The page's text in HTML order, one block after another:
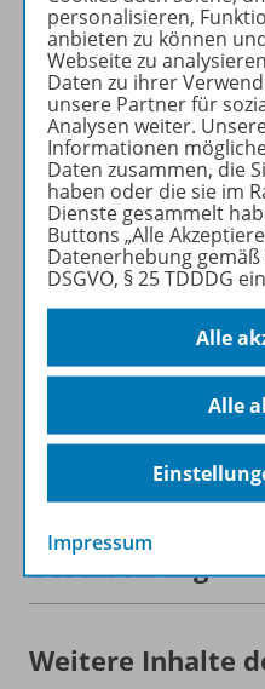
DIE
für
Jetzt
ZU
Informationen
Beschreibung
Weitere Inhalte
personalisieren,
anbieten zu können
Webseite zu
Daten zu ihrer
unsere Partner für
Analysen weiter.
Informationen
Daten zusammen, die
haben oder die sie im
Dienste gesammelt
Buttons „Alle
Datenerhebung gemäß
DSGVO, § 25 TDDDG
Alle
Alle
Impressum